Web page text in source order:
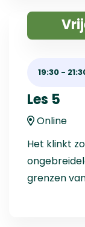
19:30 -
Les 5
Online
Het klinkt
grenzen